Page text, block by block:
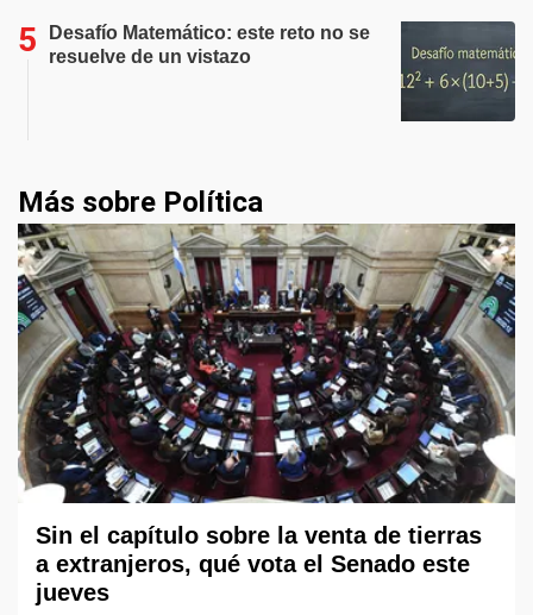
Desafío Matemático: este reto no se
resuelve de un vistazo
Más sobre Política
Sin el capítulo sobre la venta de tierras
a extranjeros, qué vota el Senado este
jueves